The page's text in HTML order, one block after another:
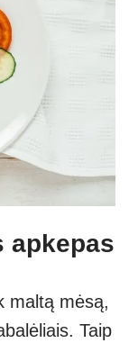
apkepas
maltą mėsą,
Taip